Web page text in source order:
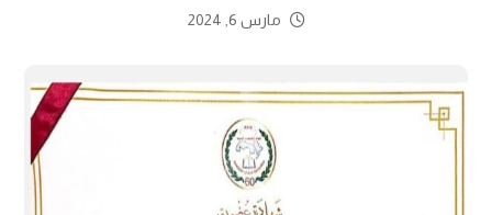
مارس 6, 2024